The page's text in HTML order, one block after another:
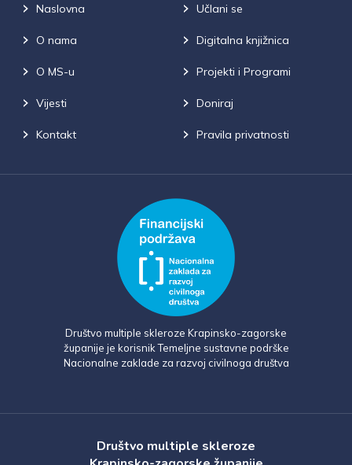
Društvo multiple skleroze Krapinsko-zagorske
županije je korisnik Temeljne sustavne podrške
Nacionalne zaklade za razvoj civilnoga društva
Naslovna
O nama
O MS-u
Vijesti
Kontakt
Učlani se
Digitalna knjižnica
Projekti i Programi
Doniraj
Pravila privatnosti
Društvo multiple skleroze